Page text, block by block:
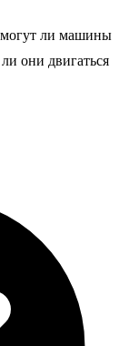
могут ли машины
они двигаться